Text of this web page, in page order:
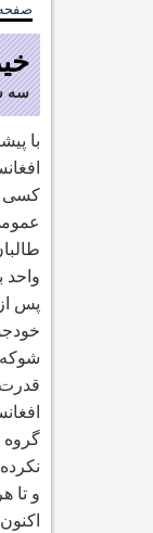
سه شنبه
با
کسی
واحد
پس
گروه
و تا